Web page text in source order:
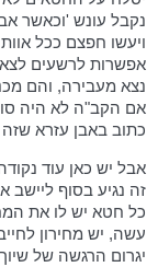
נקבל עונש 'וכאשר
ויעשו חפצם ככל
אפשרות לרשעים
נצא מעבירה, והם
אם הקב"ה לא היה
כתוב באבן עזרא
אבל יש כאן עוד
זה נגיע בסוף
כל חטא יש לו את
עשה, יש מחירון
יגרום הרגשה של